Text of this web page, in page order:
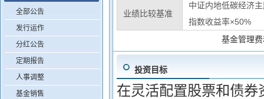
全部公告
发行运作
分红公告
定期报告
人事调整
基金销售
业绩比较基准
中证内地低碳经济
指数收益率×50%
基金管理
投资目标
在灵活配置股票和债